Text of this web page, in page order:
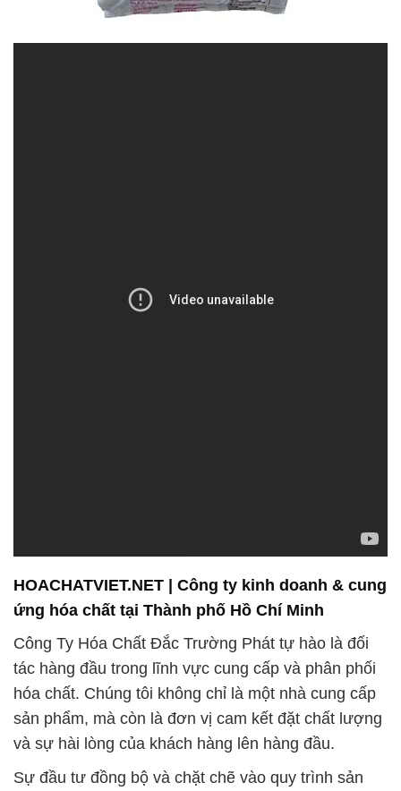
HOACHATVIET.NET | Công ty kinh doanh & cung
ứng hóa chất tại Thành phố Hồ Chí Minh
Công Ty Hóa Chất Đắc Trường Phát tự hào là đối
tác hàng đầu trong lĩnh vực cung cấp và phân phối
hóa chất. Chúng tôi không chỉ là một nhà cung cấp
sản phẩm, mà còn là đơn vị cam kết đặt chất lượng
và sự hài lòng của khách hàng lên hàng đầu.
Sự đầu tư đồng bộ và chặt chẽ vào quy trình sản